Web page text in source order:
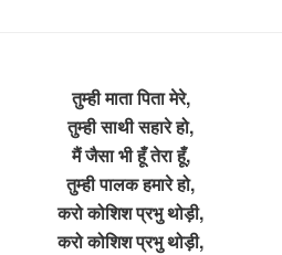
तुम्ही माता पिता मेरे,
तुम्ही साथी सहारे हो,
मैं जैसा भी हूँ तेरा हूँ,
तुम्ही पालक हमारे हो,
करो कोशिश प्रभु थोड़ी,
करो कोशिश प्रभु थोड़ी,